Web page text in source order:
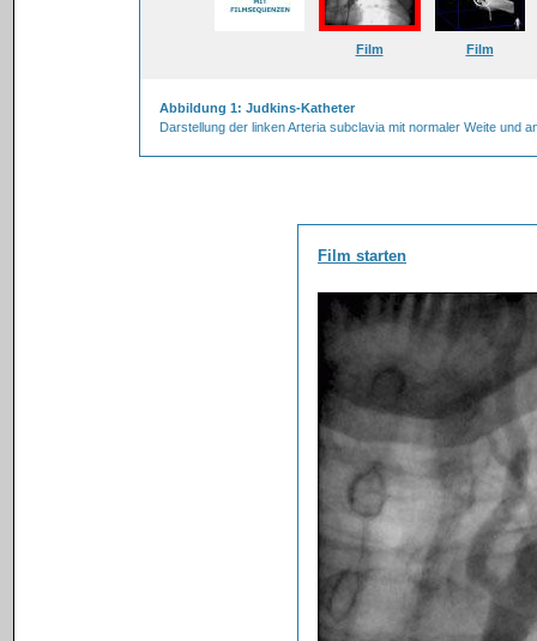
Film Film
Abbildung 1: Judkins-Katheter
Darstellung der linken Arteria subclavia mit normaler Weite und
Film starten